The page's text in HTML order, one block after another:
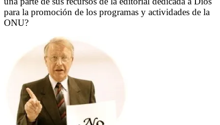
para la promoción de los programas y actividades de la
ONU?